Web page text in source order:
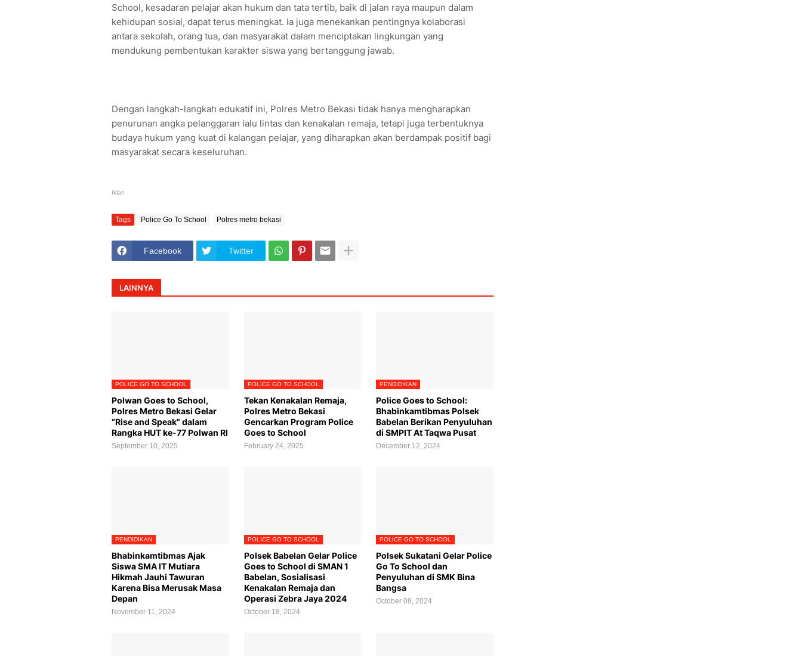
School, kesadaran pelajar akan hukum dan tata tertib, baik di jalan raya maupun dalam
kehidupan sosial, dapat terus meningkat. Ia juga menekankan pentingnya kolaborasi
antara sekolah, orang tua, dan masyarakat dalam menciptakan lingkungan yang
mendukung pembentukan karakter siswa yang bertanggung jawab.
Dengan langkah-langkah edukatif ini, Polres Metro Bekasi tidak hanya mengharapkan
penurunan angka pelanggaran lalu lintas dan kenakalan remaja, tetapi juga terbentuknya
budaya hukum yang kuat di kalangan pelajar, yang diharapkan akan berdampak positif bagi
masyarakat secara keseluruhan.
Iklan
Tags Police Go To School Polres metro bekasi
Facebook Twitter
LAINNYA
POLICE GO TO SCHOOL
Polwan Goes to School,
Polres Metro Bekasi Gelar
“Rise and Speak” dalam
Rangka HUT ke-77 Polwan RI
September 10, 2025
POLICE GO TO SCHOOL
Tekan Kenakalan Remaja,
Polres Metro Bekasi
Gencarkan Program Police
Goes to School
February 24, 2025
PENDIDIKAN
Police Goes to School:
Bhabinkamtibmas Polsek
Babelan Berikan Penyuluhan
di SMPIT At Taqwa Pusat
December 12, 2024
PENDIDIKAN
Bhabinkamtibmas Ajak
Siswa SMA IT Mutiara
Hikmah Jauhi Tawuran
Karena Bisa Merusak Masa
Depan
November 11, 2024
POLICE GO TO SCHOOL
Polsek Babelan Gelar Police
Goes to School di SMAN 1
Babelan, Sosialisasi
Kenakalan Remaja dan
Operasi Zebra Jaya 2024
October 18, 2024
POLICE GO TO SCHOOL
Polsek Sukatani Gelar Police
Go To School dan
Penyuluhan di SMK Bina
Bangsa
October 08, 2024